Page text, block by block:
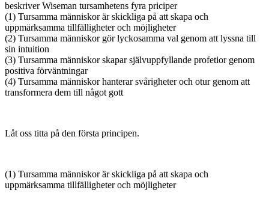
beskriver Wiseman tursamhetens fyra priciper
(1) Tursamma människor är skickliga på att skapa och
uppmärksamma tillfälligheter och möjligheter
(2) Tursamma människor gör lyckosamma val genom att lyssna till
sin intuition
(3) Tursamma människor skapar självuppfyllande profetior genom
positiva förväntningar
(4) Tursamma människor hanterar svårigheter och otur genom att
transformera dem till något gott
Låt oss titta på den första principen.
(1) Tursamma människor är skickliga på att skapa och
uppmärksamma tillfälligheter och möjligheter